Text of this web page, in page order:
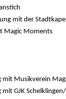
mit der
Magic Moments
Musikverein
GJK